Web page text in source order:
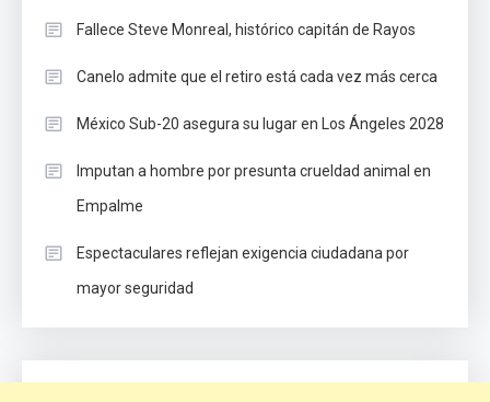
Fallece Steve Monreal, histórico capitán de Rayos
Canelo admite que el retiro está cada vez más cerca
México Sub-20 asegura su lugar en Los Ángeles 2028
Imputan a hombre por presunta crueldad animal en
Empalme
Espectaculares reflejan exigencia ciudadana por
mayor seguridad